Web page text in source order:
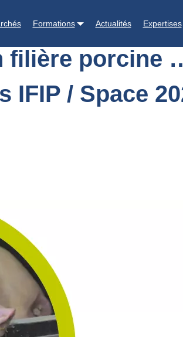
Formations Actualités Expertises
filière porcine
IFIP / Space